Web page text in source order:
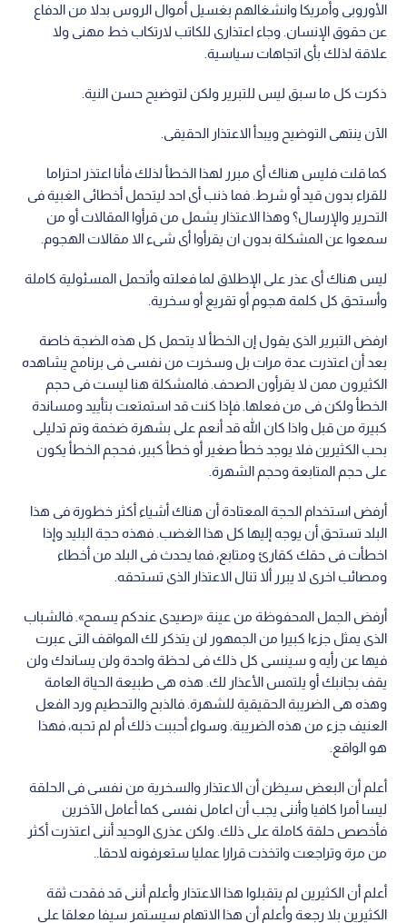
الأوروبى وأمريكا وانشغالهم بغسيل أموال الروس بدلا من الدفاع
عن حقوق الإنسان. وجاء اعتذارى للكاتب لارتكاب خط مهنى ولا
علاقة لذلك بأى اتجاهات سياسية.
ذكرت كل ما سبق ليس للتبرير ولكن لتوضيح حسن النية.
الآن ينتهى التوضيح ويبدأ الاعتذار الحقيقى.
كما قلت فليس هناك أى مبرر لهذا الخطأ لذلك فأنا اعتذر احتراما
للقراء بدون قيد أو شرط. فما ذنب أى احد ليتحمل أخطائى الغبية فى
التحرير والإرسال؟ وهذا الاعتذار يشمل من قرأوا المقالات أو من
سمعوا عن المشكلة بدون ان يقرأوا أى شىء الا مقالات الهجوم.
ليس هناك أى عذر على الإطلاق لما فعلته وأتحمل المسئولية كاملة
وأستحق كل كلمة هجوم أو تقريع أو سخرية.
ارفض التبرير الذى يقول إن الخطأ لا يتحمل كل هذه الضجة خاصة
بعد أن اعتذرت عدة مرات بل وسخرت من نفسى فى برنامج يشاهده
الكثيرون ممن لا يقرأون الصحف. فالمشكلة هنا ليست فى حجم
الخطأ ولكن فى من فعلها. فإذا كنت قد استمتعت بتأييد ومساندة
كبيرة من قبل واذا كان الله قد أنعم على بشهرة ضخمة وتم تدليلى
بحب الكثيرين فلا يوجد خطأ صغير أو خطأ كبير، فحجم الخطأ يكون
على حجم المتابعة وحجم الشهرة.
أرفض استخدام الحجة المعتادة أن هناك أشياء أكثر خطورة فى هذا
البلد تستحق أن يوجه إليها كل هذا الغضب. فهذه حجة البليد وإذا
اخطأت فى حقك كقارئ ومتابع، فما يحدث فى البلد من أخطاء
ومصائب اخرى لا يبرر ألا تنال الاعتذار الذى تستحقه.
أرفض الجمل المحفوظة من عينة «رصيدى عندكم يسمح». فالشباب
الذى يمثل جزءا كبيرا من الجمهور لن يتذكر لك المواقف التى عبرت
فيها عن رأيه و سينسى كل ذلك فى لحظة واحدة ولن يساندك ولن
يقف بجانبك أو يلتمس الأعذار لك. هذه هى طبيعة الحياة العامة
وهذه هى الضريبة الحقيقية للشهرة. فالذبح والتحطيم ورد الفعل
العنيف جزء من هذه الضريبة. وسواء أحببت ذلك أم لم تحبه، فهذا
هو الواقع.
أعلم أن البعض سيظن أن الاعتذار والسخرية من نفسى فى الحلقة
ليسا أمرا كافيا وأننى يجب أن اعامل نفسى كما أعامل الآخرين
فأخصص حلقة كاملة على ذلك. ولكن عذرى الوحيد أننى اعتذرت أكثر
من مرة وتراجعت واتخذت قرارا عمليا ستعرفونه لاحقا..
أعلم أن الكثيرين لم يتقبلوا هذا الاعتذار وأعلم أننى قد فقدت ثقة
الكثيرين بلا رجعة وأعلم أن هذا الاتهام سيستمر سيفا معلقا على